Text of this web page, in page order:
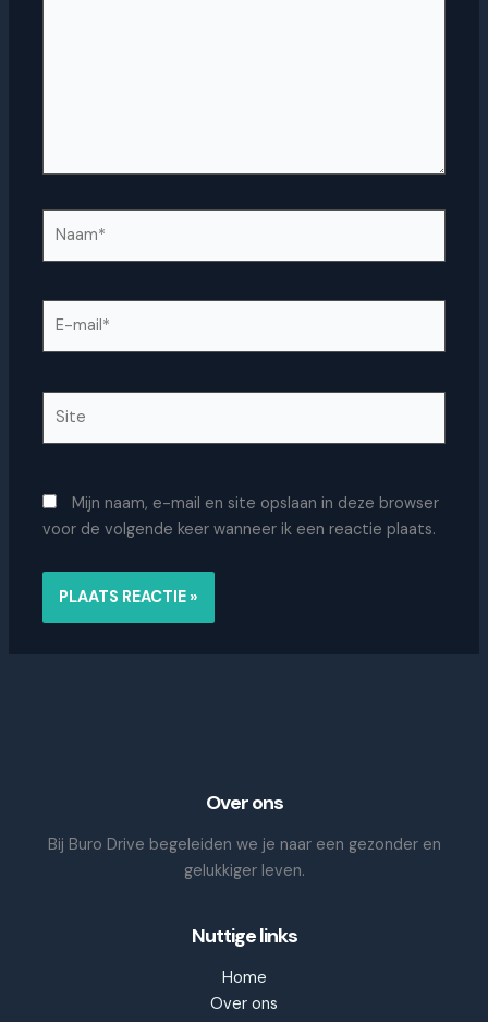
Mijn naam, e-mail en site opslaan in deze browser
voor de volgende keer wanneer ik een reactie plaats.
Over ons
Bij Buro Drive begeleiden we je naar een gezonder en
gelukkiger leven.
Nuttige links
Home
Over ons